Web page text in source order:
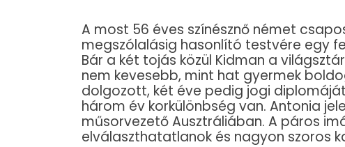
A most 56 éves színésznő német
megszólalásig hasonlító testvére egy
Bár a két tojás közül Kidman a
nem kevesebb, mint hat gyermek
dolgozott, két éve pedig jogi
három év korkülönbség van. Antonia
műsorvezető Ausztráliában. A páros
elválaszthatatlanok és nagyon szoros